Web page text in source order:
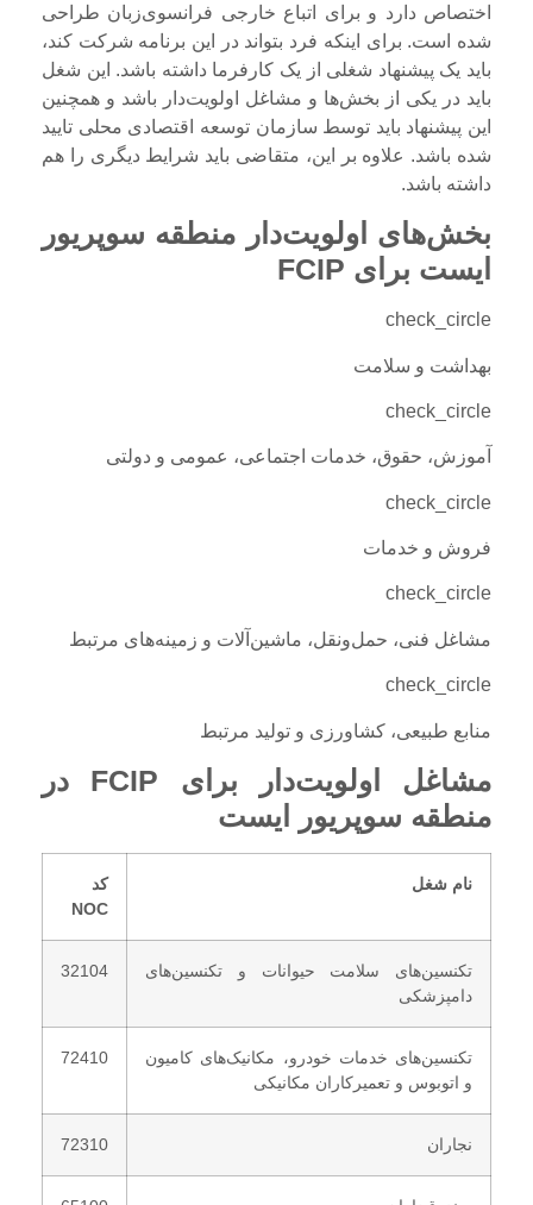
اختصاص دارد و برای اتباع خارجی فرانسوی‌زبان طراحی
شده است. برای اینکه فرد بتواند در این برنامه شرکت کند،
باید یک پیشنهاد شغلی از یک کارفرما داشته باشد. این شغل
باید در یکی از بخش‌ها و مشاغل اولویت‌دار باشد و همچنین
این پیشنهاد باید توسط سازمان توسعه اقتصادی محلی تایید
شده باشد. علاوه بر این، متقاضی باید شرایط دیگری را هم
داشته باشد.
بخش‌های اولویت‌دار منطقه سوپریور
ایست برای FCIP
check_circle
بهداشت و سلامت
check_circle
آموزش، حقوق، خدمات اجتماعی، عمومی و دولتی
check_circle
فروش و خدمات
check_circle
مشاغل فنی، حمل‌ونقل، ماشین‌آلات و زمینه‌های مرتبط
check_circle
منابع طبیعی، کشاورزی و تولید مرتبط
مشاغل اولویت‌دار برای FCIP در
منطقه سوپریور ایست
نام شغل
کد
NOC
تکنسین‌های سلامت حیوانات و تکنسین‌های
دامپزشکی
32104
تکنسین‌های خدمات خودرو، مکانیک‌های کامیون
و اتوبوس و تعمیرکاران مکانیکی
72410
نجاران 72310